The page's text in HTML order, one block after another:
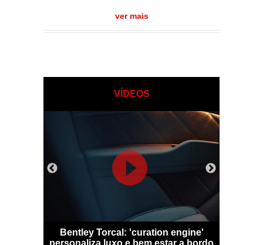
ver mais
VÍDEOS
Bentley Torcal: 'curation engine'
personaliza luxo e bem estar a bordo